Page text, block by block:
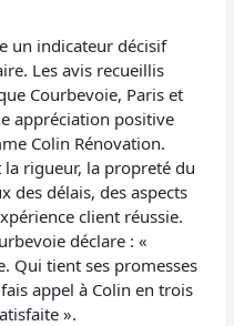
un indicateur décisif
Les avis recueillis
Courbevoie, Paris et
appréciation positive
Colin Rénovation.
rigueur, la propreté du
des délais, des aspects
client réussie.
déclare : «
Qui tient ses promesses
appel à Colin en trois
».